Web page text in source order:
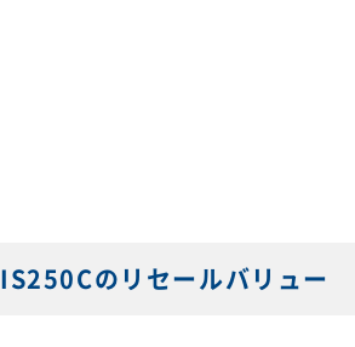
IS250Cのリセールバリュー